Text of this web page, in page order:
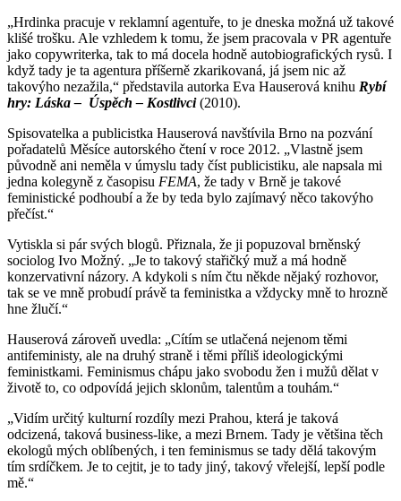
„Hrdinka pracuje v reklamní agentuře, to je dneska možná už takové
klišé trošku. Ale vzhledem k tomu, že jsem pracovala v PR agentuře
jako copywriterka, tak to má docela hodně autobiografických rysů. I
když tady je ta agentura příšerně zkarikovaná, já jsem nic až
takovýho nezažila,“ představila autorka Eva Hauserová knihu Rybí
hry: Láska– Úspěch– Kostlivci(2010).
Spisovatelka a publicistka Hauserová navštívila Brno na pozvání
pořadatelů Měsíce autorského čtení v roce 2012. „Vlastně jsem
původně ani neměla v úmyslu tady číst publicistiku, ale napsala mi
jedna kolegyně z časopisu FEMA, že tady v Brně je takové
feministické podhoubí a že by teda bylo zajímavý něco takovýho
přečíst.“
Vytiskla si pár svých blogů. Přiznala, že ji popuzoval brněnský
sociolog Ivo Možný. „Je to takový stařičký muž a má hodně
konzervativní názory. A kdykoli s ním čtu někde nějaký rozhovor,
tak se ve mně probudí právě ta feministka a vždycky mně to hrozně
hne žlučí.“
Hauserová zároveň uvedla: „Cítím se utlačená nejenom těmi
antifeministy, ale na druhý straně i těmi příliš ideologickými
feministkami. Feminismus chápu jako svobodu žen i mužů dělat v
životě to, co odpovídá jejich sklonům, talentům a touhám.“
„Vidím určitý kulturní rozdíly mezi Prahou, která je taková
odcizená, taková business-like, a mezi Brnem. Tady je většina těch
ekologů mých oblíbených, i ten feminismus se tady dělá takovým
tím srdíčkem. Je to cejtit, je to tady jiný, takový vřelejší, lepší podle
mě.“